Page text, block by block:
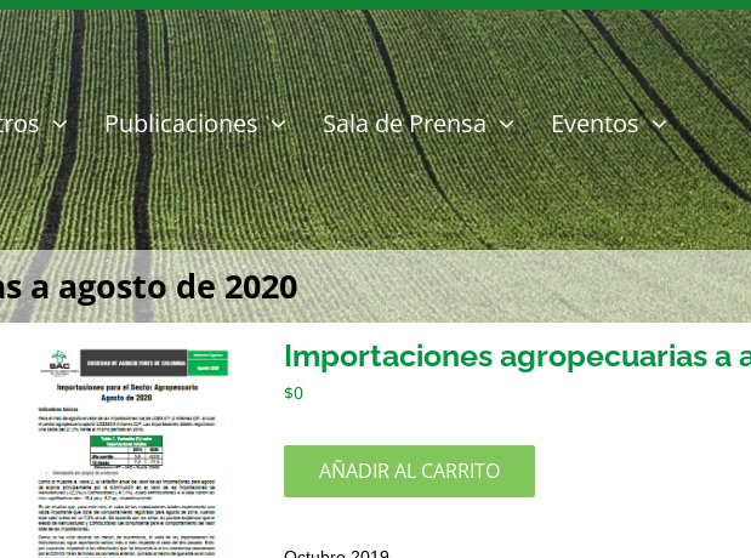
Publicaciones Sala de Prensa Eventos
a agosto de 2020
Importaciones agropecuarias a
$0
AÑADIR AL CARRITO